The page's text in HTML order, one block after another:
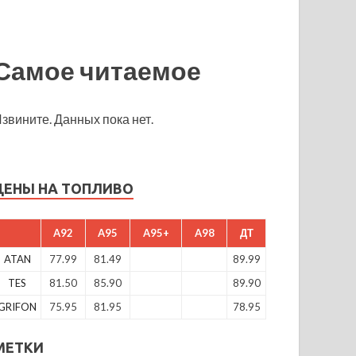
читаемое
Данных пока нет.
НА ТОПЛИВО
A92 A95 A95+ A98 ДТ
ATAN 77.99 81.49
89.99
TES
81.50 85.90
89.90
75.95 81.95 78.95